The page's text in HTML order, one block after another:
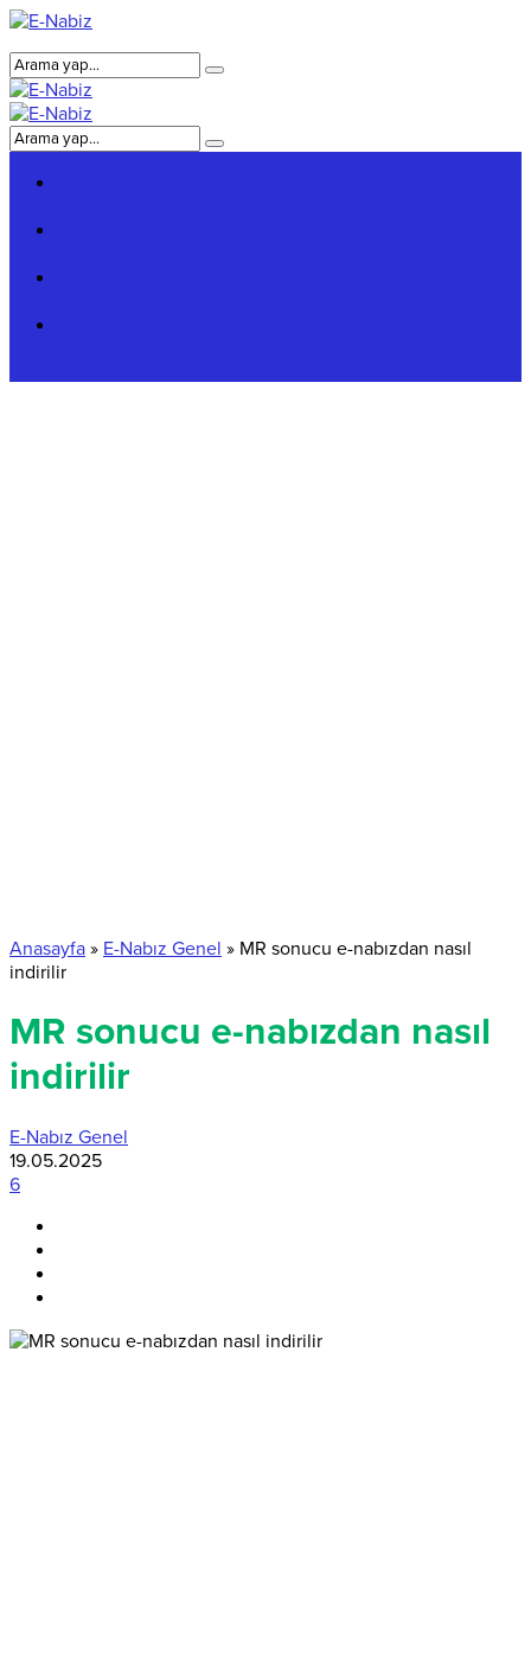
Anasayfa » E-Nabız Genel » MR sonucu e-nabızdan nasıl
indirilir
MR sonucu e-nabızdan nasıl
indirilir
E-Nabız Genel
19.05.2025
6